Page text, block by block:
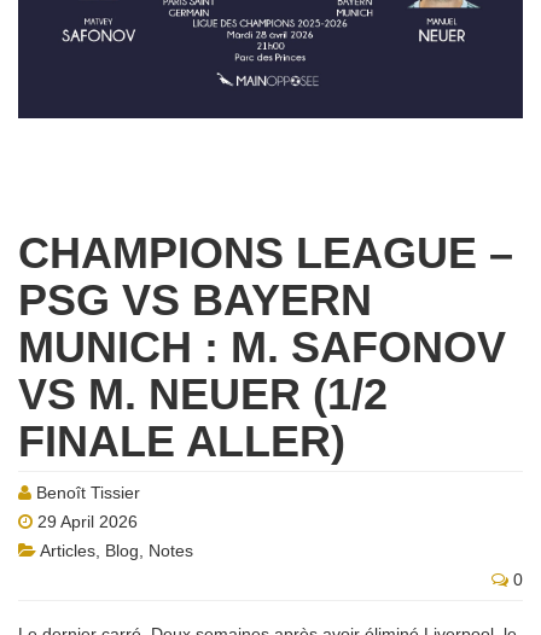
CHAMPIONS LEAGUE –
PSG VS BAYERN
MUNICH : M. SAFONOV
VS M. NEUER (1/2
FINALE ALLER)
Benoît Tissier
29 April 2026
Articles Blog
Notes
0